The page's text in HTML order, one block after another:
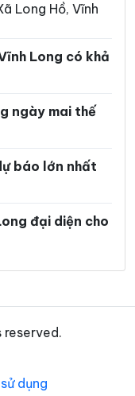
Phụng
Bình
Khánh Trung
Thuận
Hòa
Thành
Tứ
Long Hồ, Vĩnh
Long có khả
ngày mai thế
báo lớn nhất
đại diện cho
reserved.
dụng